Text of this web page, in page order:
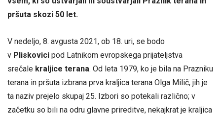
pršuta skozi 50 let.
V nedeljo, 8. avgusta 2021, ob 18. uri, se bodo
v Pliskovici pod Latnikom evropskega prijateljstva
srečale kraljice terana. Od leta 1979, ko je bila na Prazniku
terana in pršuta izbrana prva kraljica terana Olga Milič, jih je
ta naziv prejelo skupaj 25. Izbori so potekali različno; v
začetku so bili na odru glavne prireditve, nekajkrat je kraljica